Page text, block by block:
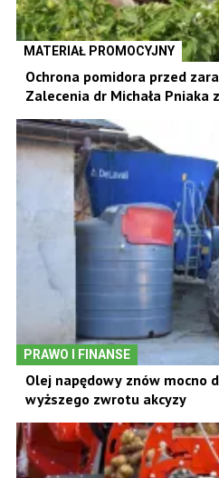
MATERIAŁ PROMOCYJNY
Ochrona pomidora przed
Zalecenia dr Michała Pniaka
PRAWO I FINANSE
Olej napędowy znów mocno
wyższego zwrotu akcyzy